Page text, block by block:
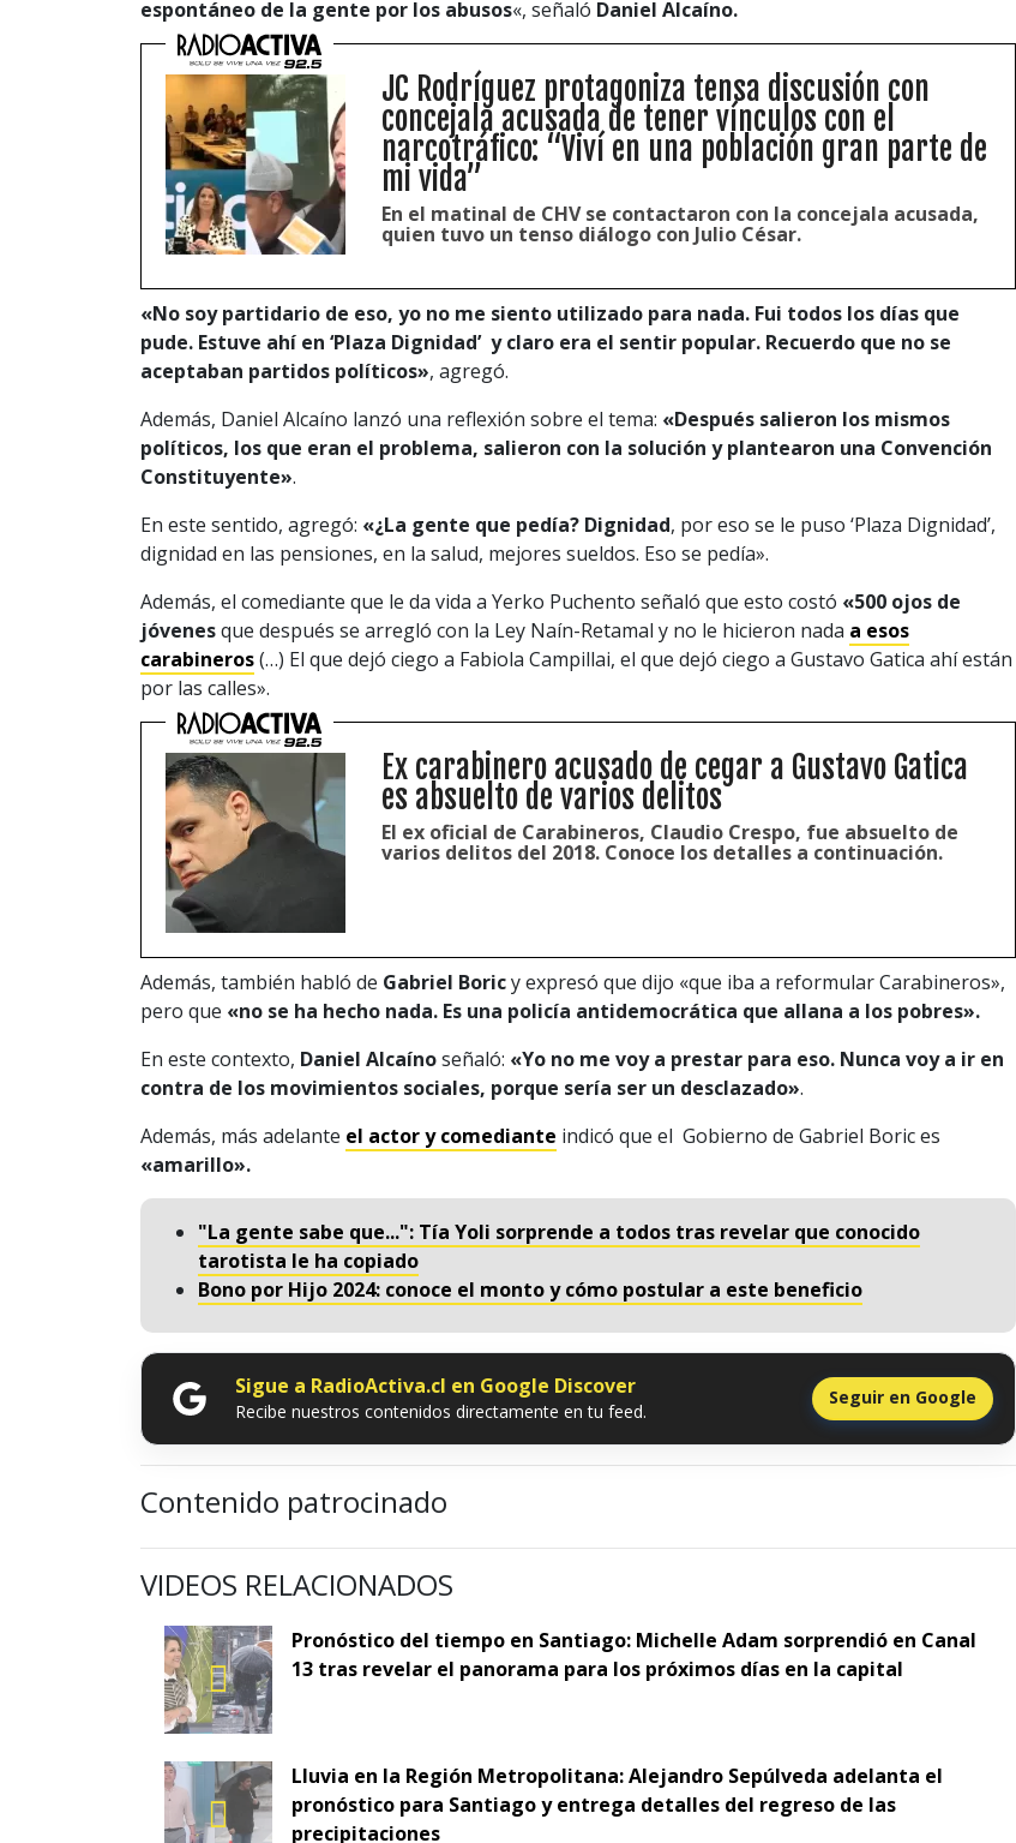
espontáneo de la gente por los abusos«, señaló Daniel Alcaíno.
JC Rodríguez protagoniza tensa discusión con
concejala acusada de tener vínculos con el
narcotráfico: “Viví en una población gran parte de
mi vida”
En el matinal de CHV se contactaron con la concejala acusada,
quien tuvo un tenso diálogo con Julio César.
«No soy partidario de eso, yo no me siento utilizado para nada. Fui todos los días que
pude. Estuve ahí en ‘Plaza Dignidad’ y claro era el sentir popular. Recuerdo que no se
aceptaban partidos políticos», agregó.
Además, Daniel Alcaíno lanzó una reflexión sobre el tema: «Después salieron los mismos
políticos, los que eran el problema, salieron con la solución y plantearon una Convención
Constituyente».
En este sentido, agregó: «¿La gente que pedía? Dignidad, por eso se le puso ‘Plaza Dignidad’,
dignidad en las pensiones, en la salud, mejores sueldos. Eso se pedía».
Además, el comediante que le da vida a Yerko Puchento señaló que esto costó «500 ojos de
jóvenesque después se arregló con la Ley Naín-Retamal y no le hicieron nada a esos
carabineros(…) El que dejó ciego a Fabiola Campillai, el que dejó ciego a Gustavo Gatica ahí están
por las calles».
Ex carabinero acusado de cegar a Gustavo Gatica
es absuelto de varios delitos
El ex oficial de Carabineros, Claudio Crespo, fue absuelto de
varios delitos del 2018. Conoce los detalles a continuación.
Además, también habló de Gabriel Boricy expresó que dijo «que iba a reformular Carabineros»,
pero que «no se ha hecho nada. Es una policía antidemocrática que allana a los pobres».
En este contexto, Daniel Alcaínoseñaló: «Yo no me voy a prestar para eso. Nunca voy a ir en
contra de los movimientos sociales, porque sería ser un desclazado».
Además, más adelante el actor y comediante indicó que el Gobierno de Gabriel Boric es
«amarillo».
"La gente sabe que...": Tía Yoli sorprende a todos tras revelar que conocido
tarotista le ha copiado
Bono por Hijo 2024: conoce el monto y cómo postular a este beneficio
Sigue a RadioActiva.cl en Google Discover
Recibe nuestros contenidos directamente en tu feed.
Seguir en Google
Contenido patrocinado
VIDEOS RELACIONADOS
Pronóstico del tiempo en Santiago: Michelle Adam sorprendió en Canal
13 tras revelar el panorama para los próximos días en la capital
Lluvia en la Región Metropolitana: Alejandro Sepúlveda adelanta el
pronóstico para Santiago y entrega detalles del regreso de las
precipitaciones